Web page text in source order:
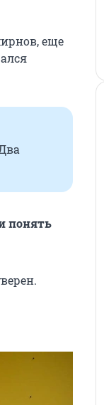
еще
понять